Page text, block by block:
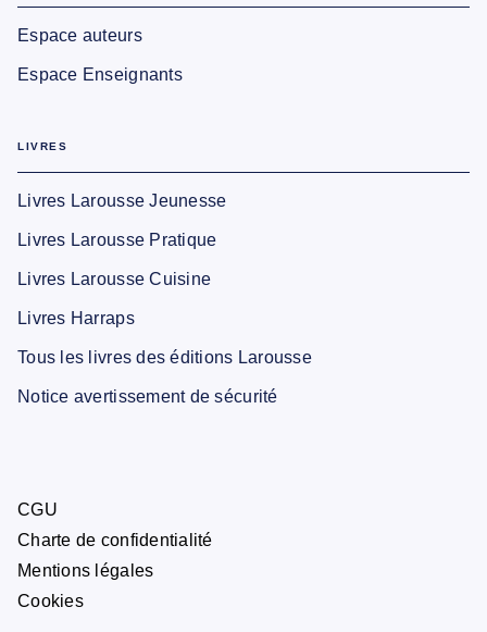
Espace auteurs
Espace Enseignants
LIVRES
Livres Larousse Jeunesse
Livres Larousse Pratique
Livres Larousse Cuisine
Livres Harraps
Tous les livres des éditions Larousse
Notice avertissement de sécurité
CGU
Charte de confidentialité
Mentions légales
Cookies